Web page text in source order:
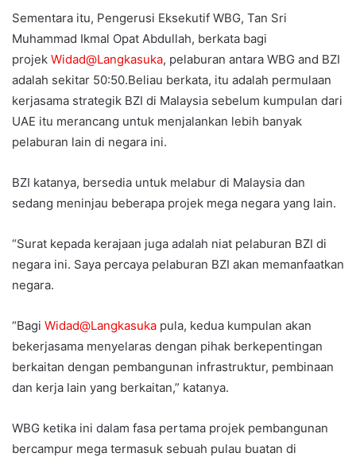
Sementara itu, Pengerusi Eksekutif WBG, Tan Sri
Muhammad Ikmal Opat Abdullah, berkata bagi
projek Widad@Langkasuka, pelaburan antara WBG and BZI
adalah sekitar 50:50.Beliau berkata, itu adalah permulaan
kerjasama strategik BZI di Malaysia sebelum kumpulan dari
UAE itu merancang untuk menjalankan lebih banyak
pelaburan lain di negara ini.
BZI katanya, bersedia untuk melabur di Malaysia dan
sedang meninjau beberapa projek mega negara yang lain.
“Surat kepada kerajaan juga adalah niat pelaburan BZI di
negara ini. Saya percaya pelaburan BZI akan memanfaatkan
negara.
“Bagi Widad@Langkasuka pula, kedua kumpulan akan
bekerjasama menyelaras dengan pihak berkepentingan
berkaitan dengan pembangunan infrastruktur, pembinaan
dan kerja lain yang berkaitan,” katanya.
WBG ketika ini dalam fasa pertama projek pembangunan
bercampur mega termasuk sebuah pulau buatan di